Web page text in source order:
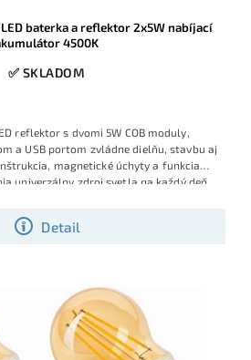
baterka a reflektor 2x5W nabíjací
4500K
✅ SKLADOM
Detail
reflektor s dvomi 5W COB moduly,
a USB portom zvládne dielňu, stavbu aj
magnetické úchyty a funkcia
univerzálny zdroj svetla na každý deň.